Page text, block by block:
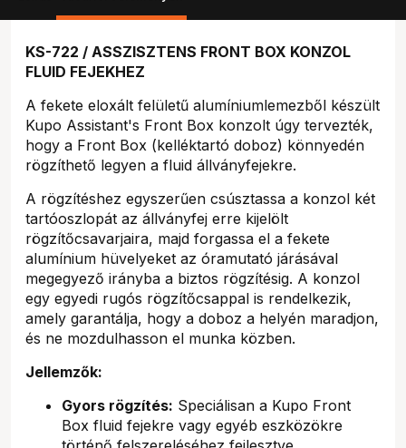
KS-722 / ASSZISZTENS FRONT BOX KONZOL
FLUID FEJEKHEZ
A fekete eloxált felületű alumíniumlemezből készült
Kupo Assistant's Front Box konzolt úgy tervezték,
hogy a Front Box (kelléktartó doboz) könnyedén
rögzíthető legyen a fluid állványfejekre.
A rögzítéshez egyszerűen csúsztassa a konzol két
tartóoszlopát az állványfej erre kijelölt
rögzítőcsavarjaira, majd forgassa el a fekete
alumínium hüvelyeket az óramutató járásával
megegyező irányba a biztos rögzítésig. A konzol
egy egyedi rugós rögzítőcsappal is rendelkezik,
amely garantálja, hogy a doboz a helyén maradjon,
és ne mozdulhasson el munka közben.
Jellemzők:
Gyors rögzítés: Speciálisan a Kupo Front
Box fluid fejekre vagy egyéb eszközökre